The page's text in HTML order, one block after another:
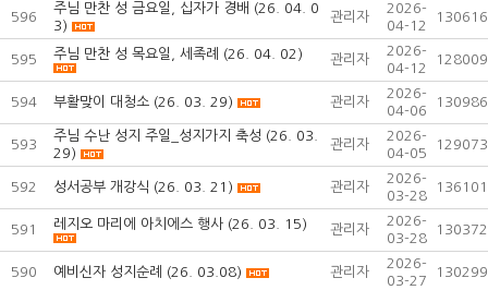
596
주님 만찬 성 금요일, 십자가 경배 (26. 04. 0
3)
관리자
2026-
04-12
130616
595 주님 만찬 성 목요일, 세족례 (26. 04. 02) 관리자
2026-
04-12
128009
594 부활맞이 대청소 (26. 03. 29) 관리자
2026-
04-06
130986
593
주님 수난 성지 주일_성지가지 축성 (26. 03.
29)
관리자
2026-
04-05
129073
592 성서공부 개강식 (26. 03. 21) 관리자
2026-
03-28
136101
591 레지오 마리에 아치에스 행사 (26. 03. 15) 관리자
2026-
03-28
130372
590 예비신자 성지순례 (26. 03.08) 관리자
2026-
03-27
130299